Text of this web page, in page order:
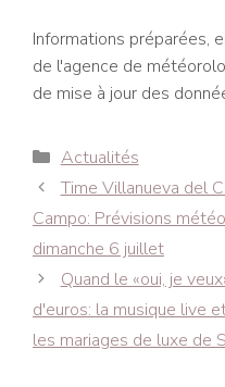
Informations préparées,
de l'agence de
de mise à jour des
Catégories
Actualités
Navigation
des
articles
Time Villanueva del
Campo: Prévisions
dimanche 6 juillet
Quand le «oui, je
d'euros: la musique live
les mariages de luxe de